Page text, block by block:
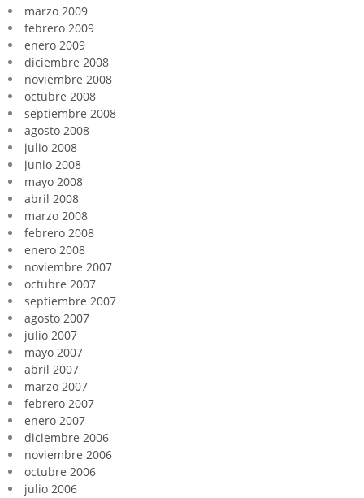
marzo 2009
febrero 2009
enero 2009
diciembre 2008
noviembre 2008
octubre 2008
septiembre 2008
agosto 2008
julio 2008
junio 2008
mayo 2008
abril 2008
marzo 2008
febrero 2008
enero 2008
noviembre 2007
octubre 2007
septiembre 2007
agosto 2007
julio 2007
mayo 2007
abril 2007
marzo 2007
febrero 2007
enero 2007
diciembre 2006
noviembre 2006
octubre 2006
julio 2006